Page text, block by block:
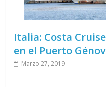
Italia: Costa
en el Puerto
Marzo 27, 2019